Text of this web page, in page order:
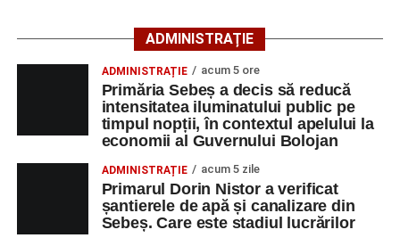
Lista publicată de AJOFM Alba include, pe lângă
denumirea posturilor vacante din Săsciori, și datele de
contact ale angajatorilor, precum numere de telefon și
adrese de e-mail, pentru ca persoanele interesate să
poată solicita detalii despre condițiile de angajare,
programul de lucru și procesul de recrutare.
Mai jos puteți consulta lista completă a locurilor de
muncă disponibile în comuna Săsciori la data de 4
ADMINISTRAȚIE
ADMINISTRAȚIE acum 5 ore
Primăria Sebeș a decis să reducă
intensitatea iluminatului public pe
timpul nopții, în contextul apelului la
economii al Guvernului Bolojan
ADMINISTRAȚIE acum 5 zile
Primarul Dorin Nistor a verificat
șantierele de apă și canalizare din
Sebeș. Care este stadiul lucrărilor